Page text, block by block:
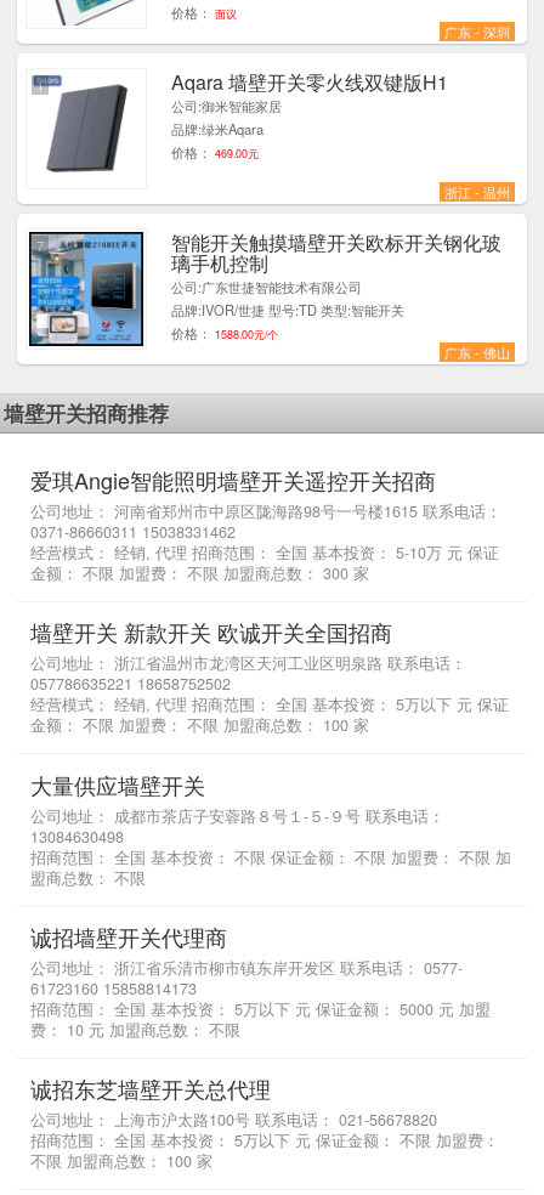
价格：
面议
广东 - 深圳
Aqara 墙壁开关零火线双键版H1
公司:御米智能家居
品牌:绿米Aqara
价格：
469.00元
浙江 - 温州
1
智能开关触摸墙壁开关欧标开关钢化玻
璃手机控制
公司:广东世捷智能技术有限公司
品牌:IVOR/世捷 型号:TD 类型:智能开关
价格：
1588.00元/个
广东 - 佛山
7
墙壁开关招商推荐
爱琪Angie智能照明墙壁开关遥控开关招商
公司地址： 河南省郑州市中原区陇海路98号一号楼1615 联系电话：
0371-86660311 15038331462
经营模式： 经销, 代理 招商范围： 全国 基本投资： 5-10万 元 保证
金额： 不限 加盟费： 不限 加盟商总数： 300 家
墙壁开关 新款开关 欧诚开关全国招商
公司地址： 浙江省温州市龙湾区天河工业区明泉路 联系电话：
057786635221 18658752502
经营模式： 经销, 代理 招商范围： 全国 基本投资： 5万以下 元 保证
金额： 不限 加盟费： 不限 加盟商总数： 100 家
大量供应墙壁开关
公司地址： 成都市茶店子安蓉路８号１-５-９号 联系电话：
13084630498
招商范围： 全国 基本投资： 不限 保证金额： 不限 加盟费： 不限 加
盟商总数： 不限
诚招墙壁开关代理商
公司地址： 浙江省乐清市柳市镇东岸开发区 联系电话： 0577-
61723160 15858814173
招商范围： 全国 基本投资： 5万以下 元 保证金额： 5000 元 加盟
费： 10 元 加盟商总数： 不限
诚招东芝墙壁开关总代理
公司地址： 上海市沪太路100号 联系电话： 021-56678820
招商范围： 全国 基本投资： 5万以下 元 保证金额： 不限 加盟费：
不限 加盟商总数： 100 家